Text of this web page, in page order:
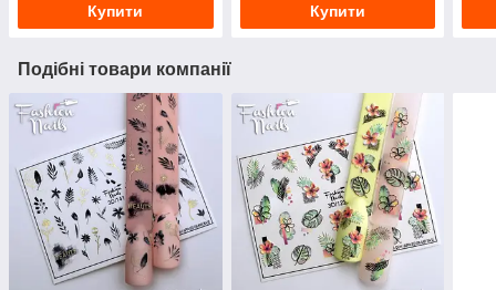
Купити Купити
Подібні товари компанії